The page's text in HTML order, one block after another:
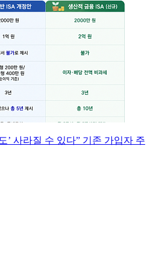
’ 사라질 수 있다” 기존 가입자 주